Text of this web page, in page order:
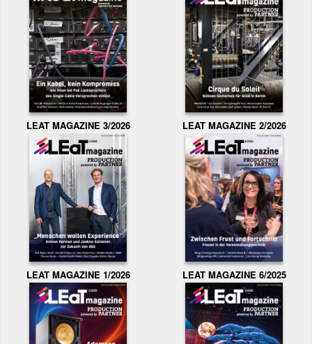
LEAT MAGAZINE 3/2026 LEAT MAGAZINE 2/2026
LEAT MAGAZINE 1/2026 LEAT MAGAZINE 6/2025